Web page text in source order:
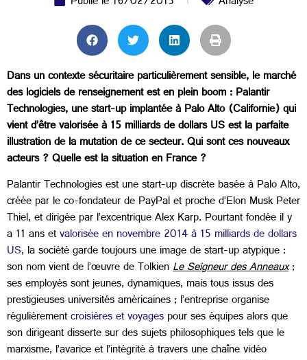
Dans un contexte sécuritaire particulièrement sensible, le marché
des logiciels de renseignement est en plein boom : Palantir
Technologies, une start-up implantée à Palo Alto (Californie) qui
vient d’être valorisée à 15 milliards de dollars US est la parfaite
illustration de la mutation de ce secteur. Qui sont ces nouveaux
acteurs ? Quelle est la situation en France ?
Palantir Technologies est une start-up discrète basée à Palo Alto,
créée par le co-fondateur de PayPal et proche d’Elon Musk Peter
Thiel, et dirigée par l’excentrique Alex Karp. Pourtant fondée il y
a 11 ans etvalorisée en novembre 2014 à 15 milliards de dollars
US, la société garde toujours une image de start-up atypique :
son nom vient de l’œuvre de TolkienLe Seigneur des Anneaux;
ses employés sont jeunes, dynamiques, mais tous issus des
prestigieuses universités américaines ; l’entreprise organise
régulièrementcroisières et voyagespour ses équipes alors que
son dirigeant disserte sur des sujets philosophiques tels que le
marxisme, l’avarice et l’intégrité à travers une chaîne vidéo